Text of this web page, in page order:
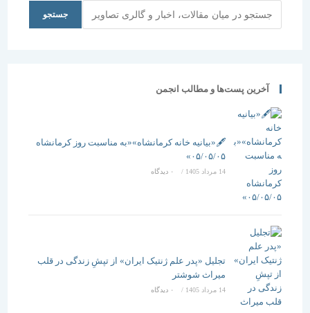
جستجو
آخرین پست‌ها و مطالب انجمن
🖋️«بیانیه خانه کرمانشاه»«به مناسبت روز کرمانشاه
۰۵/۰۵/۰۵»
/ ۰ دیدگاه
تجلیل «پدر علم ژنتیک ایران» از تپشِ زندگی در قلب
میراث شوشتر
14 مرداد 1405 / ۰ دیدگاه